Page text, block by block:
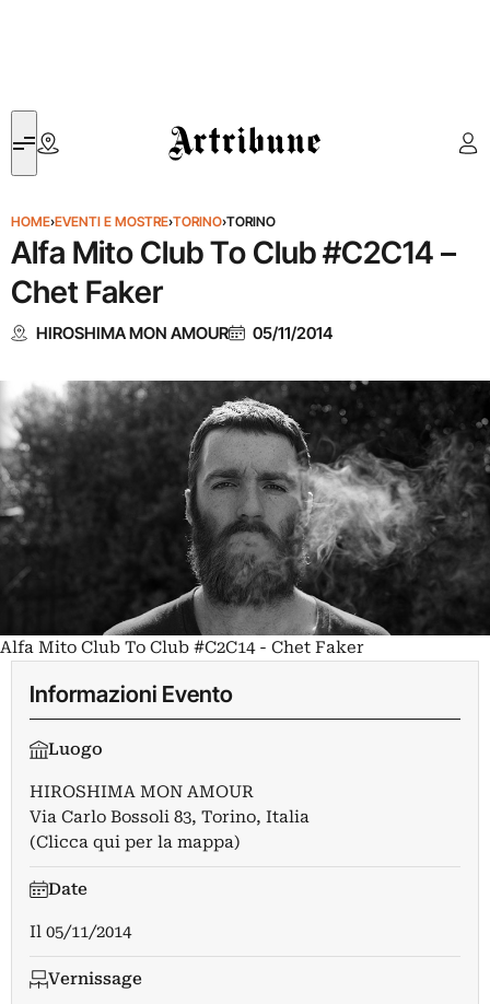
Artribune
HOME›EVENTI E MOSTRE›TORINO›TORINO
Alfa Mito Club To Club #C2C14 –
Chet Faker
HIROSHIMA MON AMOUR 05/11/2014
Alfa Mito Club To Club #C2C14 - Chet Faker
Informazioni Evento
Luogo
HIROSHIMA MON AMOUR
Via Carlo Bossoli 83, Torino, Italia
(Clicca qui per la mappa)
Date
Il 05/11/2014
Vernissage